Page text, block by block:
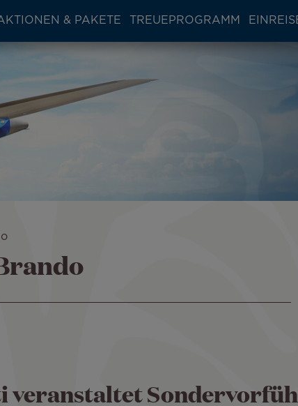
& PAKETE TREUEPROGRAMM
veranstaltet